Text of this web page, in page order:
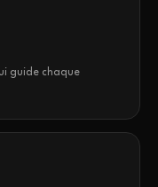
guide chaque